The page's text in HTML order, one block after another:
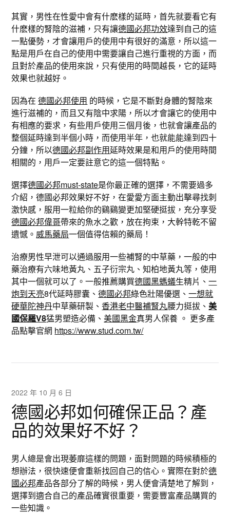
其實，男性在性愛中會有什麽樣的延時，首先就要看它有
什麽樣的腎陰的滋補，只有讓德國必邦功效達到自己的這
一點優勢，才會讓用戶的使用中有很好的滿意，所以這一
點是用戶在自己的使用中需要讓自己進行重視的方面，而
且對於產品的使用來說，只有使用的時間越長，它的延時
效果也就越好。
因為在德國必邦使用 的時候，它是不斷對身體的腎陰來
進行滋補的，而且又有陰中求陽，所以才會讓它的使用中
有相應的要求，有些用戶使用三個月後，也就會讓產品的
整個延時達到半個小時，而使用半年，也就能能達到四十
分鐘，所以德國必邦副作用延時效果是和用戶的使用時間
相關的，用戶一定要註意它的這一個特點。
選擇德國必邦must-state是你最正確的選擇，不需要過多
介紹，德國必邦效果好不好，在愛愛方面主動出擊尋找刺
激快感，服用一粒給你的鷄鷄變更加堅硬挺拔，充分享受
德國必邦偉哥帶來的魚水之歡，放在拘束，大幹特乾不留
遺憾。 威馬藥局一個值得信賴的藥局！
治療男性早泄可以通過服用一些補腎的中草藥，一般的中
藥治療有六味地黃丸、五子衍宗丸、知柏地黃丸等，使用
其中一個就可以了。一般推薦購買德國黑螞蟻生精片、一
炮到天亮8代延時膠囊、德國必邦綠色壯陽優選、一想就
硬華陀神丹中草藥研製、香港老中醫補腎丸腰力挺拔、美
國保羅V8猛男塑造必備、美國黑金真男人保養 。 更多產
品點擊官網 https://www.stud.com.tw/
2022 年 10 月 6 日
德國必邦如何確保正品？產
品的效果好不好？
男人總是會出現萎靡這樣的問題，面對問題的時候積極的
想辦法，很快速便會重新找回自己的信心。實際在對於德
國必邦產品各部分了解的時候，男人便會清楚地了解到，
選擇到適合自己的產品確實很重要，需要豐富產品購買的
一些知識。